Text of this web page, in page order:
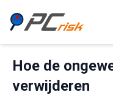
Hoe de
verwijderen